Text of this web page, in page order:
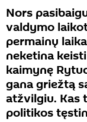
Nors
valdymo
permainų
neketina
kaimynę
gana griežtą
atžvilgiu. Kas
politikos